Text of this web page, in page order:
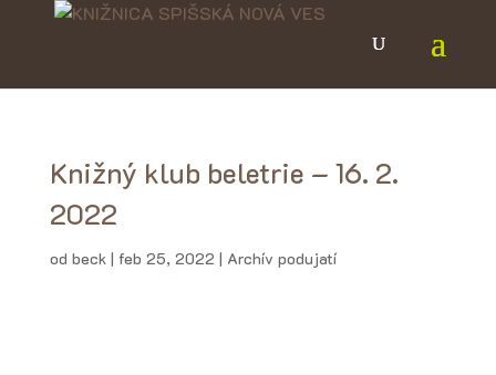
Knižný klub beletrie – 16. 2.
2022
od beck| feb 25, 2022 | Archív podujatí